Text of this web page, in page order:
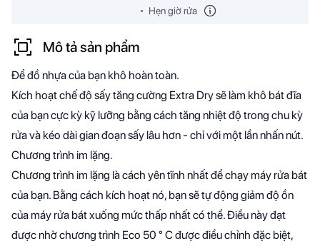
Hẹn giờ rửa
Mô tả sản phẩm
Để đồ nhựa của bạn khô hoàn toàn.
Kích hoạt chế độ sấy tăng cường Extra Dry sẽ làm khô bát đĩa
của bạn cực kỳ kỹ lưỡng bằng cách tăng nhiệt độ trong chu kỳ
rửa và kéo dài gian đoạn sấy lâu hơn - chỉ với một lần nhấn nút.
Chương trình im lặng.
Chương trình im lặng là cách yên tĩnh nhất để chạy máy rửa bát
của bạn. Bằng cách kích hoạt nó, bạn sẽ tự động giảm độ ồn
của máy rửa bát xuống mức thấp nhất có thể. Điều này đạt
được nhờ chương trình Eco 50 ° C được điều chỉnh đặc biệt,